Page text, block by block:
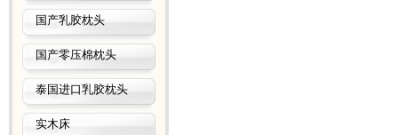
国产乳胶枕头
国产零压棉枕头
泰国进口乳胶枕头
实木床